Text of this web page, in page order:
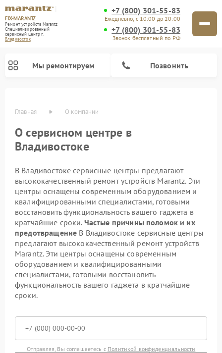
FIX-MARANTZ
Ремонт устройств Marantz
Специализированный
cервисный центр г.
Владивосток
+7 (800) 301-55-83
Ежедневно, с 10:00 до 20:00
+7 (800) 301-55-83
Звонок бесплатный по РФ
Мы ремонтируем Позвонить
Главная О компании
О сервисном центре в
Владивостоке
В Владивостоке сервисные центры предлагают
высококачественный ремонт устройств Marantz. Эти
центры оснащены современным оборудованием и
квалифицированными специалистами, готовыми
восстановить функциональность вашего гаджета в
кратчайшие сроки. Частые причины поломок и их
предотвращение В Владивостоке сервисные центры
предлагают высококачественный ремонт устройств
Marantz. Эти центры оснащены современным
оборудованием и квалифицированными
специалистами, готовыми восстановить
функциональность вашего гаджета в кратчайшие
сроки.
Отправляя, Вы соглашаетесь с Политикой конфиденциальности